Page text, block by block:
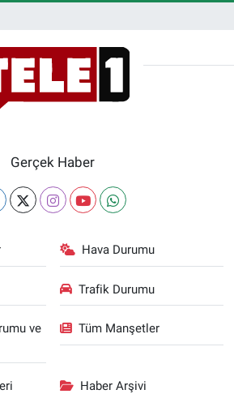
Gerçek Haber
Hava Durumu
Trafik Durumu
ve
Tüm Manşetler
Haber Arşivi